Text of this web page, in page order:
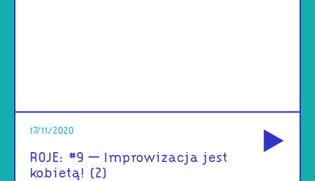
17/11/2020
ROJE: #9 – Improwizacja jest
kobietą! (2)